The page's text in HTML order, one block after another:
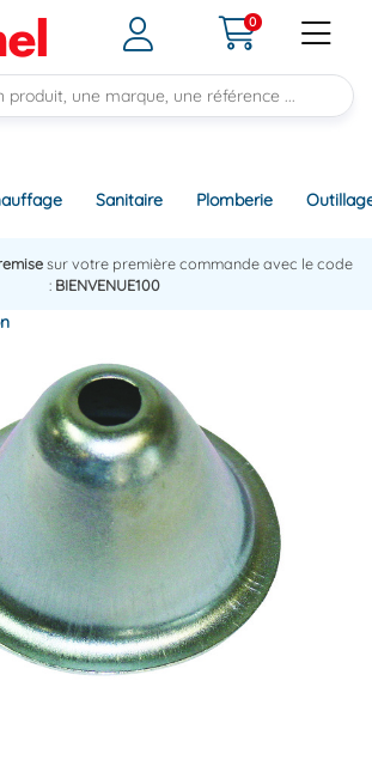
0
Sanitaire Plomberie
sur votre première commande avec le code
: BIENVENUE100